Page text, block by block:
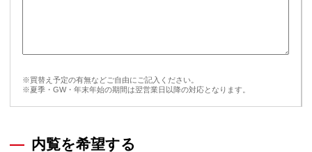
※買替え予定の有無などご自由にご記入ください。
※夏季・GW・年末年始の期間は翌営業日以降の対応となります。
内覧を希望する